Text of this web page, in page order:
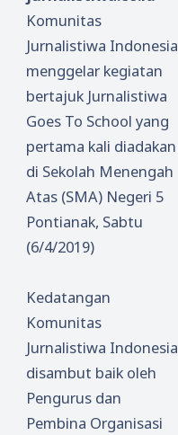
Komunitas
Jurnalistiwa Indonesia
menggelar kegiatan
bertajuk Jurnalistiwa
Goes To School yang
pertama kali diadakan
di Sekolah Menengah
Atas (SMA) Negeri 5
Pontianak, Sabtu
(6/4/2019)
Kedatangan
Komunitas
Jurnalistiwa Indonesia
disambut baik oleh
Pengurus dan
Pembina Organisasi